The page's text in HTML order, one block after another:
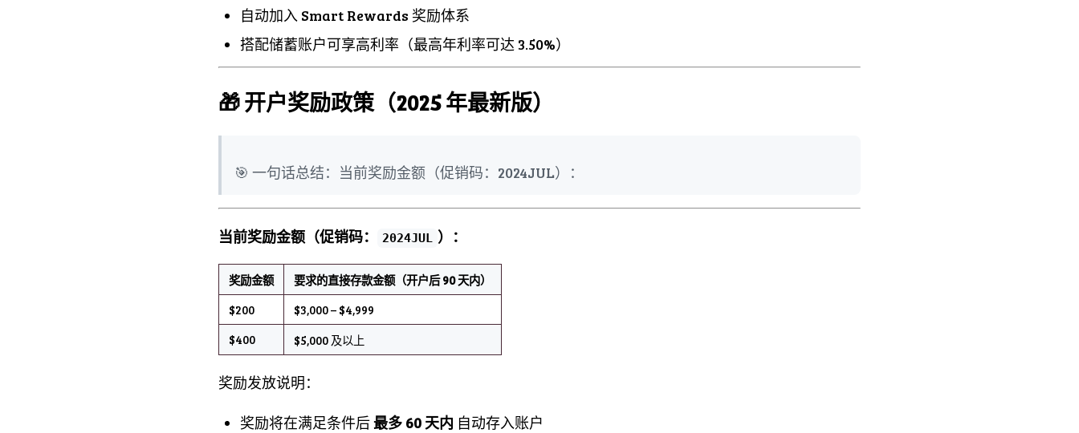
自动加入 Smart Rewards 奖励体系
搭配储蓄账户可享高利率（最高年利率可达 3.50%）
🎁 开户奖励政策（2025 年最新版）
🎯 一句话总结：当前奖励金额（促销码：2024JUL）：
当前奖励金额（促销码： 2024JUL ）：
奖励金额
要求的直接存款金额（开户后 90 天内）
$200
$3,000 – $4,999
$400
$5,000 及以上
奖励发放说明：
奖励将在满足条件后最多 60 天内 自动存入账户